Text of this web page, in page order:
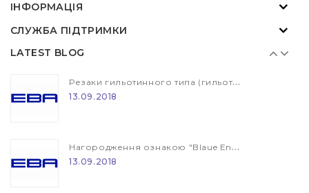
ІНФОРМАЦІЯ
СЛУЖБА ПІДТРИМКИ
LATEST BLOG
13.09.2018
Резаки гильотинного типа (гильотина) EBA и IDEAL
13.09.2018
Нагородження ознакою "Blaue Engel"
13.09.2018